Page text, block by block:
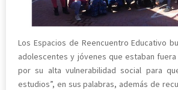
Los Espacios de Reencuentro Educativo
adolescentes y jóvenes que estaban
por su alta vulnerabilidad social para
estudios”, en sus palabras, además de